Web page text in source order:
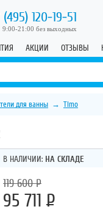
(495) 120-19-51
9:00-21:00 без выходных
АКЦИИ ОТЗЫВЫ
для ванны → Timo
В НАЛИЧИИ: НА СКЛАДЕ
119 600Р
95 711 Р